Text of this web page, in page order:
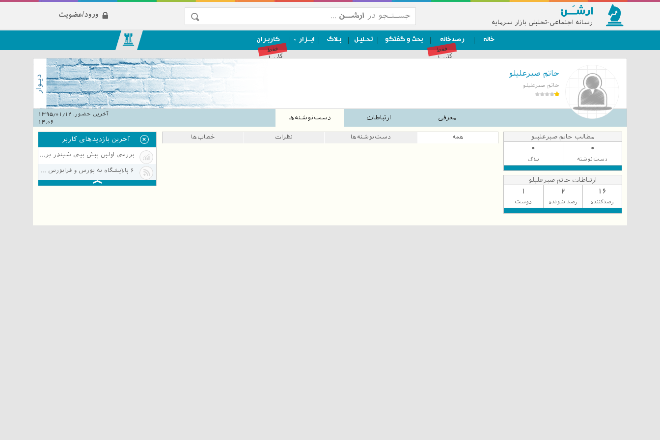
رسانه اجتماعی-تحلیلی بازار سرمایه
ورود/عضویت
خانه رصدخانه
فقط
کاربران
بحث و گفتگو تحـلیـل بـلاگ ابــزار کاربـران
فقط
کاربران
حاتم صبرعلیلو
حاتم صبرعلیلو
معرفی ارتباطات دست‌نوشته‌ها آخرین حضور:
14:06
مطالب حاتم صبرعلیلو
0
دست‌نوشته
0
بلاگ
ارتباطات حاتم صبرعلیلو
16
رصدکننده
2
رصد شونده
1
دوست
همه دست‌نوشته‌ها نظرات خطاب‌ها آخرین بازدیدهای کاربر
بررسی اولین پیش بینی شبندر برای سال مالی منتهی به 1395/12/30
۶ پالایشگاه‌ به بورس و فرابورس بر می‌گردند